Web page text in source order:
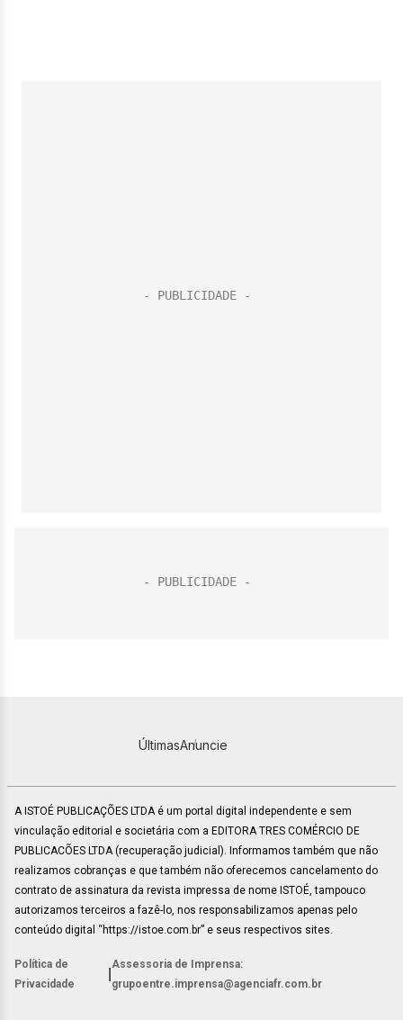
ÚltimasAnuncie
A ISTOÉ PUBLICAÇÕES LTDA é um portal digital independente e sem
vinculação editorial e societária com a EDITORA TRES COMÉRCIO DE
PUBLICACÕES LTDA (recuperação judicial). Informamos também que não
realizamos cobranças e que também não oferecemos cancelamento do
contrato de assinatura da revista impressa de nome ISTOÉ, tampouco
autorizamos terceiros a fazê-lo, nos responsabilizamos apenas pelo
conteúdo digital “https://istoe.com.br” e seus respectivos sites.
Política de
Privacidade
Assessoria de Imprensa:
grupoentre.imprensa@agenciafr.com.br